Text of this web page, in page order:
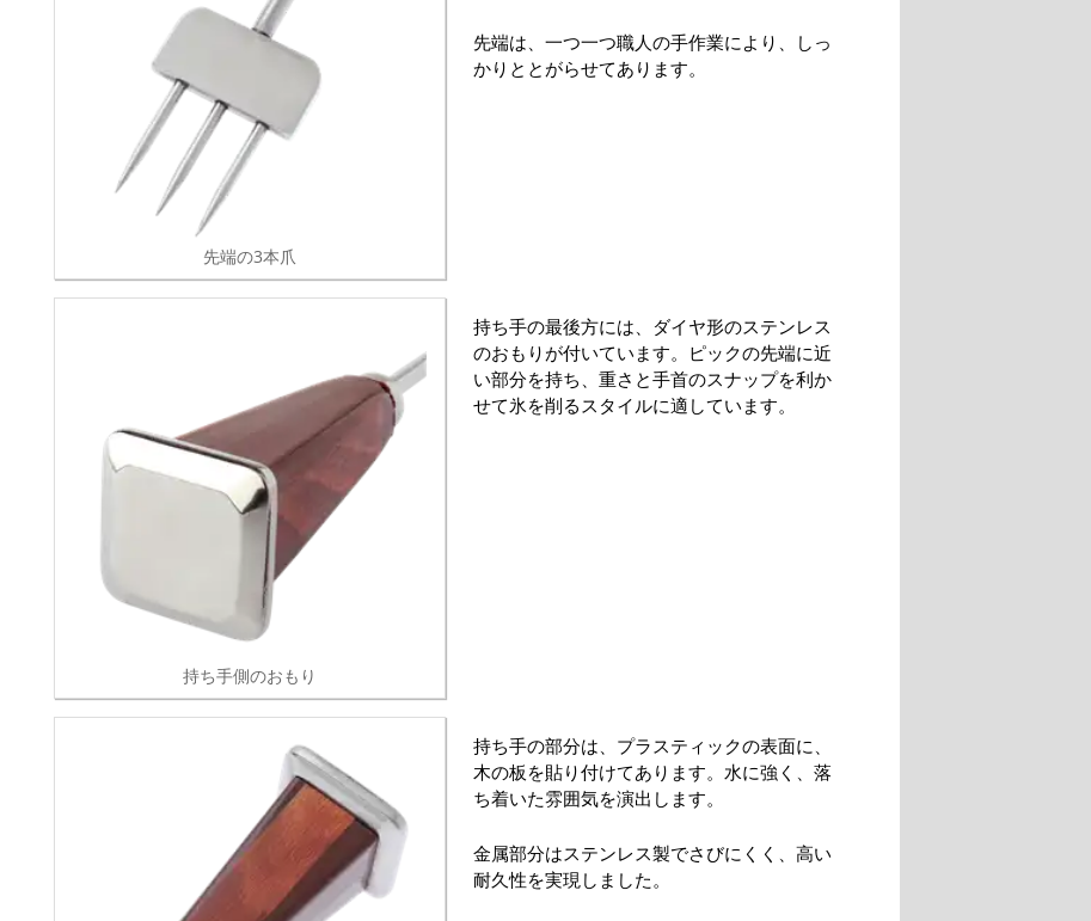
先端の3本爪
先端は、一つ一つ職人の手作業により、しっ
かりととがらせてあります。
持ち手側のおもり
持ち手の最後方には、ダイヤ形のステンレス
のおもりが付いています。ピックの先端に近
い部分を持ち、重さと手首のスナップを利か
せて氷を削るスタイルに適しています。
持ち手の部分は、プラスティックの表面に、
木の板を貼り付けてあります。水に強く、落
ち着いた雰囲気を演出します。
金属部分はステンレス製でさびにくく、高い
耐久性を実現しました。